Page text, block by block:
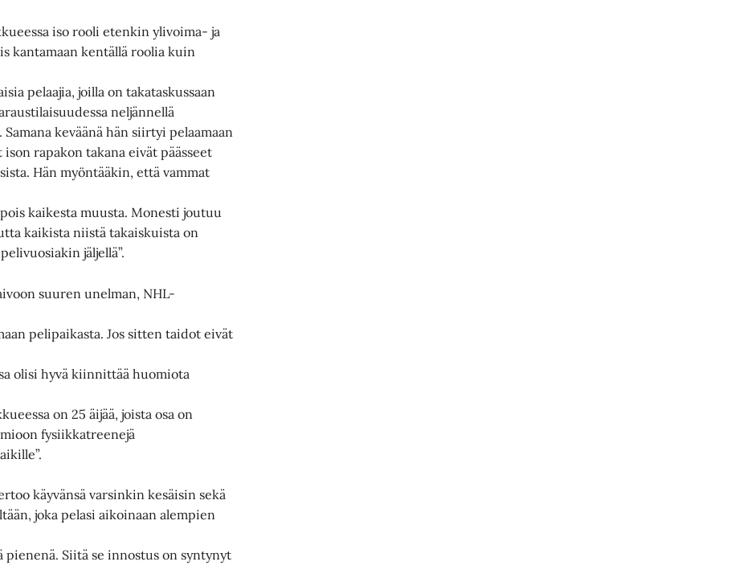
iso rooli etenkin ylivoima- ja
kantamaan kentällä roolia kuin
pelaajia, joilla on takataskussaan
neljännellä
keväänä hän siirtyi pelaamaan
rapakon takana eivät päässeet
Hän myöntääkin, että vammat
kaikesta muusta. Monesti joutuu
kaikista niistä takaiskuista on
jäljellä”.
suuren unelman, NHL-
pelipaikasta. Jos sitten taidot eivät
olisi hyvä kiinnittää huomiota
on 25 äijää, joista osa on
fysiikkatreenejä
käyvänsä varsinkin kesäisin sekä
joka pelasi aikoinaan alempien
pienenä. Siitä se innostus on syntynyt